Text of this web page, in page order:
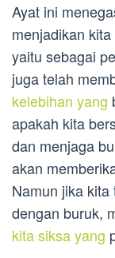
Ayat ini
menjadikan
yaitu sebagai
juga telah
kelebihan yang
apakah kita
dan menjaga
akan
Namun jika
dengan buruk,
kita siksa yang